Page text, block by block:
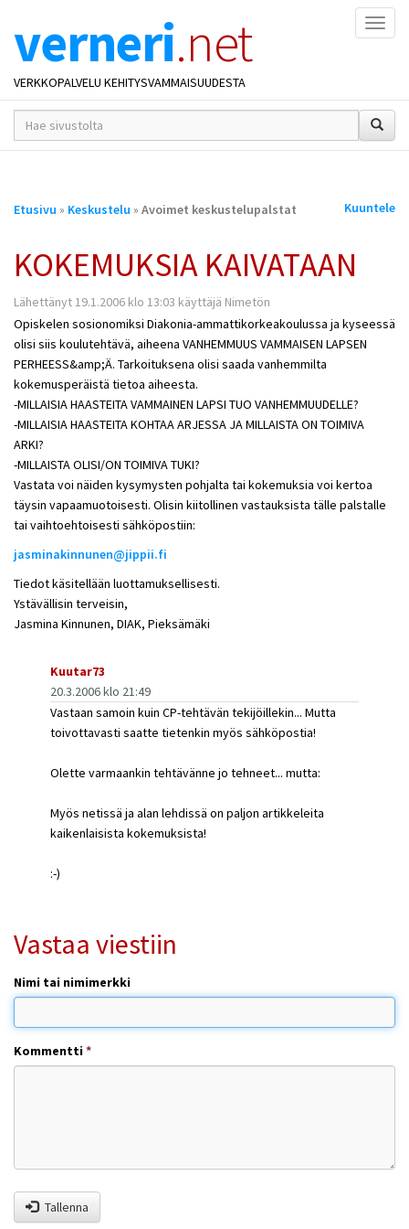
verneri.net
VERKKOPALVELU KEHITYSVAMMAISUUDESTA
hakusana(t)
*
Olet
Etusivu » Keskustelu » Avoimet keskustelupalstat Kuuntele
KOKEMUKSIA KAIVATAAN
Lähettänyt 19.1.2006 klo 13:03 käyttäjä Nimetön
Opiskelen sosionomiksi Diakonia-ammattikorkeakoulussa ja kyseessä
olisi siis koulutehtävä, aiheena VANHEMMUUS VAMMAISEN LAPSEN
PERHEESS&amp;Ä. Tarkoituksena olisi saada vanhemmilta
kokemusperäistä tietoa aiheesta.
-MILLAISIA HAASTEITA VAMMAINEN LAPSI TUO VANHEMMUUDELLE?
-MILLAISIA HAASTEITA KOHTAA ARJESSA JA MILLAISTA ON TOIMIVA
ARKI?
-MILLAISTA OLISI/ON TOIMIVA TUKI?
Vastata voi näiden kysymysten pohjalta tai kokemuksia voi kertoa
täysin vapaamuotoisesti. Olisin kiitollinen vastauksista tälle palstalle
tai vaihtoehtoisesti sähköpostiin:
jasminakinnunen@jippii.fi
Tiedot käsitellään luottamuksellisesti.
Ystävällisin terveisin,
Jasmina Kinnunen, DIAK, Pieksämäki
Kuutar73
20.3.2006 klo 21:49
Vastaan samoin kuin CP-tehtävän tekijöillekin... Mutta
toivottavasti saatte tietenkin myös sähköpostia!
Olette varmaankin tehtävänne jo tehneet... mutta:
Myös netissä ja alan lehdissä on paljon artikkeleita
kaikenlaisista kokemuksista!
:-)
Vastaa viestiin
Nimi tai nimimerkki
Kommentti*
Tallenna